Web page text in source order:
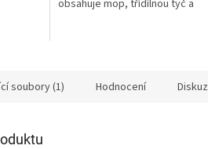
obsahuje mop, třídílnou tyč a
soubory (1) Hodnocení